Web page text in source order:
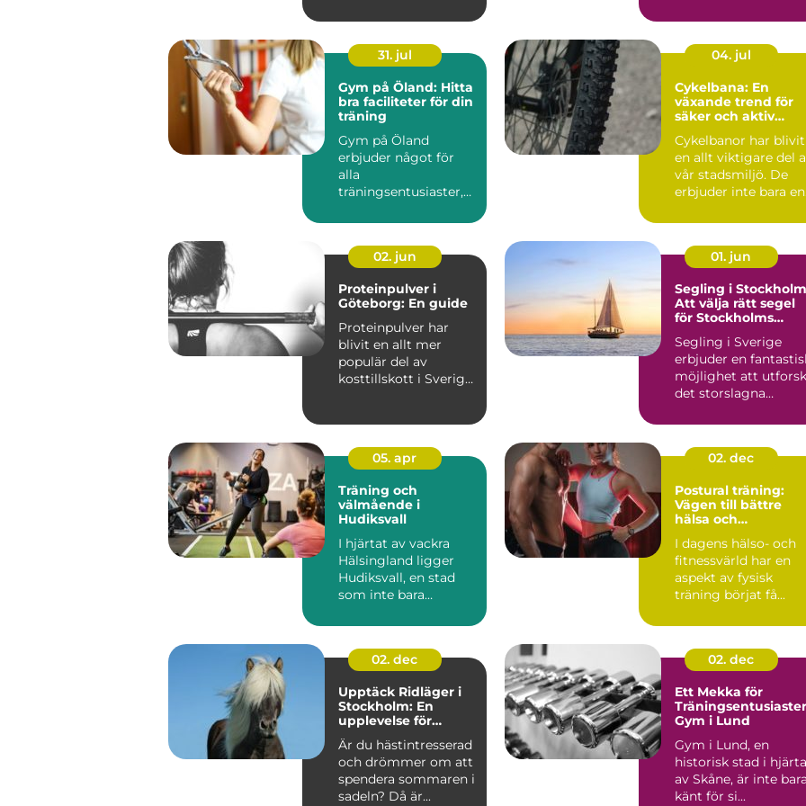
31. jul
Gym på Öland: Hitta
bra faciliteter för din
träning
Gym på Öland
erbjuder något för
alla
träningsentusiaster,
04. jul
Cykelbana: En
växande trend för
säker och aktiv
Cykelbanor har blivit
en allt viktigare del
vår stadsmiljö. De
erbjuder inte bara en
02. jun
Proteinpulver i
Göteborg: En guide
Proteinpulver har
blivit en allt mer
populär del av
kosttillskott i Sverige,
01. jun
Segling i
Att välja rätt segel
för Stockholms
Segling i Sverige
erbjuder en
möjlighet att
det storslagna
05. apr
Träning och
välmående i
Hudiksvall
I hjärtat av vackra
Hälsingland ligger
Hudiksvall, en stad
som inte bara
02. dec
Postural träning:
Vägen till bättre
hälsa och
I dagens hälso- och
fitnessvärld har en
aspekt av fysisk
träning börjat få...
02. dec
Upptäck Ridläger i
Stockholm: En
upplevelse för
Är du hästintresserad
och drömmer om att
spendera sommaren i
sadeln? Då är...
02. dec
Ett Mekka för
Gym i Lund
Gym i Lund, en
historisk stad i
av Skåne, är inte bara
känt för si...